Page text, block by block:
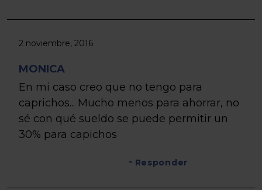
2 noviembre, 2016
MONICA
En mi caso creo que no tengo para
caprichos... Mucho menos para ahorrar, no
sé con qué sueldo se puede permitir un
30% para capichos
Responder